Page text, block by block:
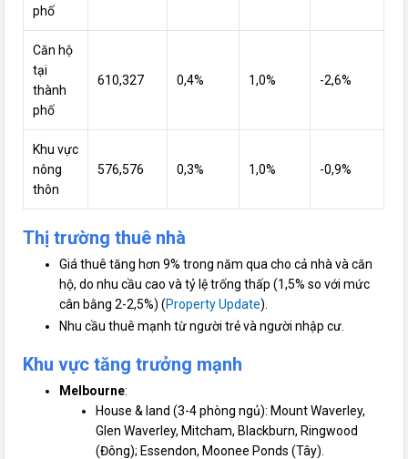
phố
Căn hộ
tại
thành
phố
610,327 0,4% 1,0% -2,6%
Khu vực
nông
thôn
576,576 0,3% 1,0% -0,9%
Thị trường thuê nhà
Giá thuê tăng hơn 9% trong năm qua cho cả nhà và căn
hộ, do nhu cầu cao và tỷ lệ trống thấp (1,5% so với mức
cân bằng 2-2,5%) (Property Update).
Nhu cầu thuê mạnh từ người trẻ và người nhập cư.
Khu vực tăng trưởng mạnh
Melbourne:
House & land (3-4 phòng ngủ): Mount Waverley,
Glen Waverley, Mitcham, Blackburn, Ringwood
(Đông); Essendon, Moonee Ponds (Tây).